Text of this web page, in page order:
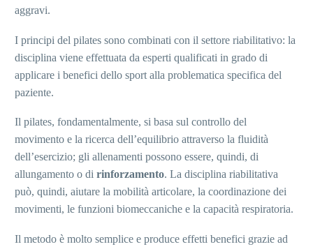
aggravi.
I principi del pilates sono combinati con il settore riabilitativo: la
disciplina viene effettuata da esperti qualificati in grado di
applicare i benefici dello sport alla problematica specifica del
paziente.
Il pilates, fondamentalmente, si basa sul controllo del
movimento e la ricerca dell’equilibrio attraverso la fluidità
dell’esercizio; gli allenamenti possono essere, quindi, di
allungamento o di rinforzamento. La disciplina riabilitativa
può, quindi, aiutare la mobilità articolare, la coordinazione dei
movimenti, le funzioni biomeccaniche e la capacità respiratoria.
Il metodo è molto semplice e produce effetti benefici grazie ad